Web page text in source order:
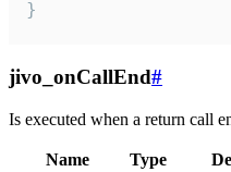
}
jivo_onCallEnd#
Is executed when a return call
Name Type